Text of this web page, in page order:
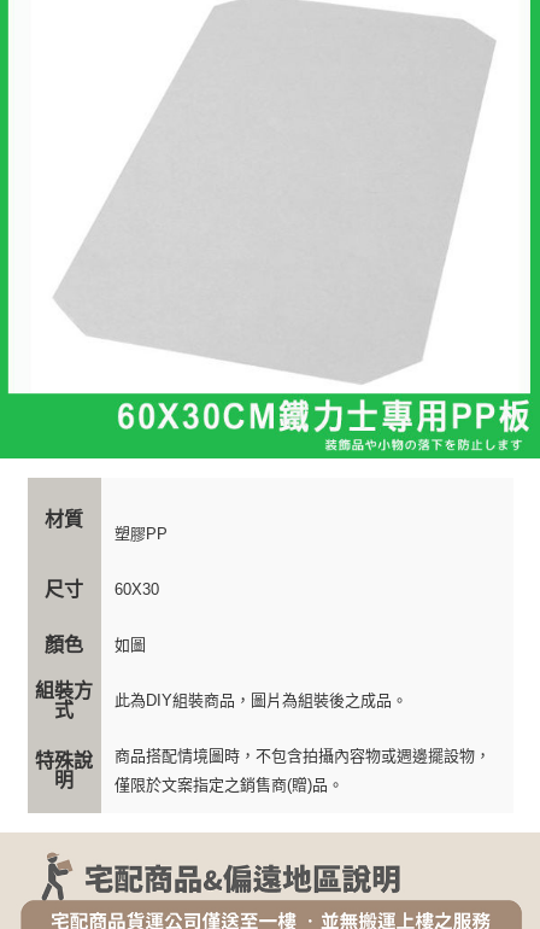
1.分期款項不併入電信帳單，「大哥付你分期」於每月結算日後寄送繳費提
2.透過簡訊連結打開帳單後，可選擇「超商條碼／台灣大直營門市／銀行轉
帳／街口支付／iPASS MONEY」等通路繳費。
1.本服務係由「台灣大哥大股份有限公司」（以下簡稱本公司）所提供，讓
用戶於交易時，得透過本服務購買商品或服務，並由商店將買賣／分期付款
買賣價金債權讓與本公司後，依約使用本公司帳單繳交帳款。
2.基於同意付款使用「大哥付你分期」之契約關係目的，商店將以您的個人
資料（包含姓名、電話或地址）提供予台灣大哥大進項蒐集、處理及利用，
由本公司與您本人進行分期帳單所需資料之確認、核對及更正。
3.完整用戶服務條款，請詳閱以下連結：
https://oppay.tw/userRule
【「AFTEE先享後付」結帳流程】
１．於結帳方式選擇「AFTEE先享後付」後，將跳轉至「AFTEE先享後付」
結帳頁面，進行簡訊認證並確認金額後，即可完成結帳。
２．訂單成立數日內，您將收到繳費通知簡訊。
３．收到繳費通知簡訊後14天內，點擊此簡訊中的連結，可透過四大超商／
ATM／網路銀行／等多元方式進行付款，方視為交易完成。
※ 請注意：結帳手續完成當下不需立刻繳費，但若您需要取消訂單，請聯絡
購買商品的店家。未經商家同意取消之訂單仍視為有效，需透過AFTEE先享
後付繳納相關費用。
※ 交易是否成功請以「AFTEE先享後付 」之結帳頁面顯示為準，若有關於
是否繳費成功／繳費後需取消欲退款等相關疑問，請聯繫「AFTEE先享後付
客戶支援中心」
https://netprotections.freshdesk.com/support/home
【注意事項】
１．透過由恩沛科技股份有限公司提供之「AFTEE先享後付」服務完成之交
易，需依本服務之必要範圍內提供個人資料，並將交易相關給付款項請求債
權轉讓予恩沛科技股份有限公司。
https://aftee.tw/terms/#terms3
３．未成年的使用者請事先徵得法定代理人或監護人之同意方可使用
「AFTEE先享後付」，若未經同意申辦者引起之損失，本公司不負相關責
任。
時審查核予不同之上限額度；若仍有額度不足之情形，本公司將視審查結果
請求用戶進行身份認證。
恩沛科技股份有限公司將有權停止該用戶之使用額度並採取法律行動。
每筆NT$100，滿NT$599(含以上)免運費
材質
塑膠PP
尺寸 60X30
顏色 如圖
組裝方
式
此為DIY組裝商品，圖片為組裝後之成品。
特殊說
明
商品搭配情境圖時，不包含拍攝內容物或週邊擺設物，
僅限於文案指定之銷售商(贈)品。